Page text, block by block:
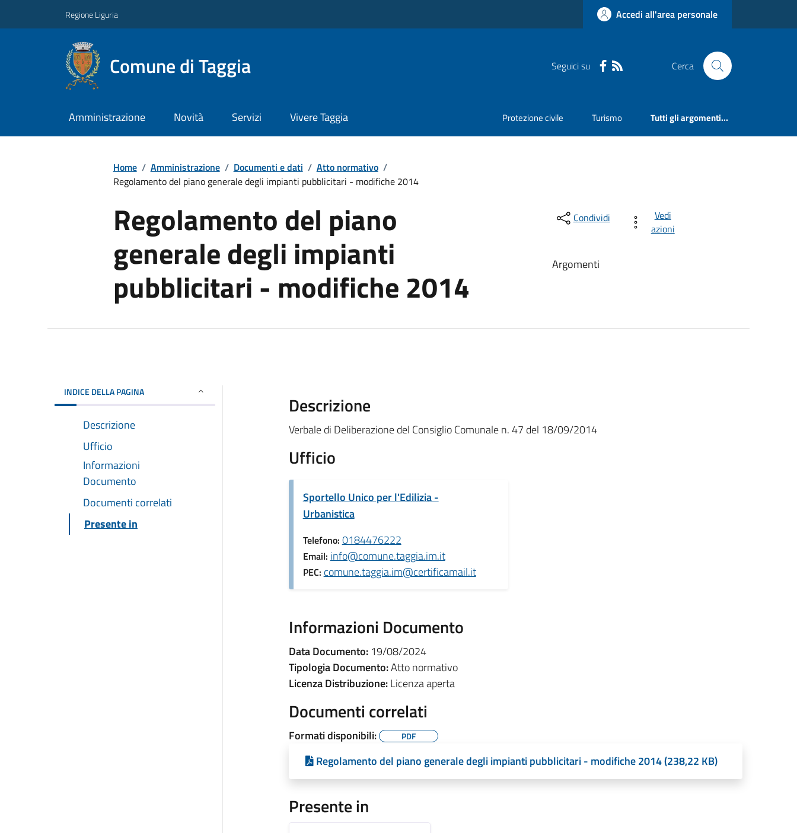
Regione Liguria Accedi all'area personale
Comune di Taggia Seguici su Cerca
Amministrazione Novità Servizi Vivere Taggia Protezione civile Turismo Tutti gli argomenti...
Home / Amministrazione / Documenti e dati / Atto normativo /
Regolamento del piano generale degli impianti pubblicitari - modifiche 2014
Regolamento del piano
generale degli impianti
pubblicitari - modifiche 2014
Condividi
Vedi
azioni
Argomenti
INDICE DELLA PAGINA
Descrizione
Ufficio
Informazioni
Documento
Documenti correlati
Presente in
Descrizione
Verbale di Deliberazione del Consiglio Comunale n. 47 del 18/09/2014
Ufficio
Sportello Unico per l'Edilizia -
Urbanistica
Telefono: 0184476222
Email: info@comune.taggia.im.it
PEC: comune.taggia.im@certificamail.it
Informazioni Documento
Data Documento:19/08/2024
Tipologia Documento:Atto normativo
Licenza Distribuzione:Licenza aperta
Documenti correlati
Formati disponibili: PDF
Regolamento del piano generale degli impianti pubblicitari - modifiche 2014 (238,22 KB)
Presente in